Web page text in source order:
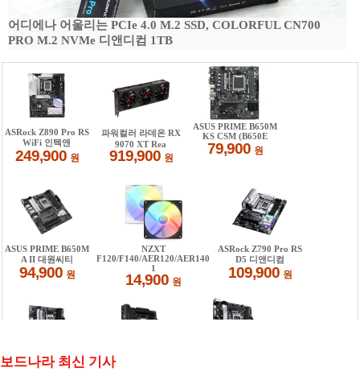
어디에나 어울리는 PCIe 4.0 M.2 SSD, COLORFUL CN700
PRO M.2 NVMe 디앤디컴 1TB
보드나라 최신 기사